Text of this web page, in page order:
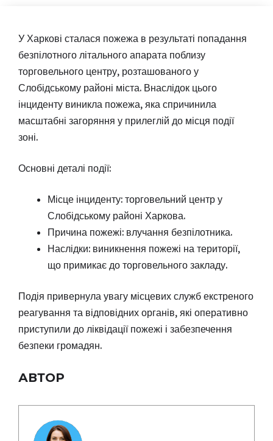
У Харкові сталася пожежа в результаті попадання
безпілотного літального апарата поблизу
торговельного центру, розташованого у
Слобідському районі міста. Внаслідок цього
інциденту виникла пожежа, яка спричинила
масштабні загоряння у прилеглій до місця події
зоні.
Основні деталі події:
Місце інциденту: торговельний центр у
Слобідському районі Харкова.
Причина пожежі: влучання безпілотника.
Наслідки: виникнення пожежі на території,
що примикає до торговельного закладу.
Подія привернула увагу місцевих служб екстреного
реагування та відповідних органів, які оперативно
приступили до ліквідації пожежі і забезпечення
безпеки громадян.
АВТОР